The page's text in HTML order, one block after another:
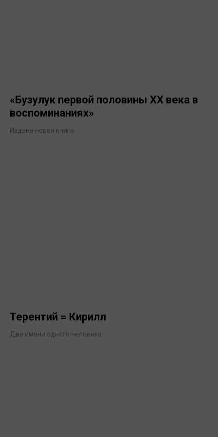
«Бузулук первой половины XX века в
воспоминаниях»
Издана новая книга
Терентий = Кирилл
Два имени одного человека